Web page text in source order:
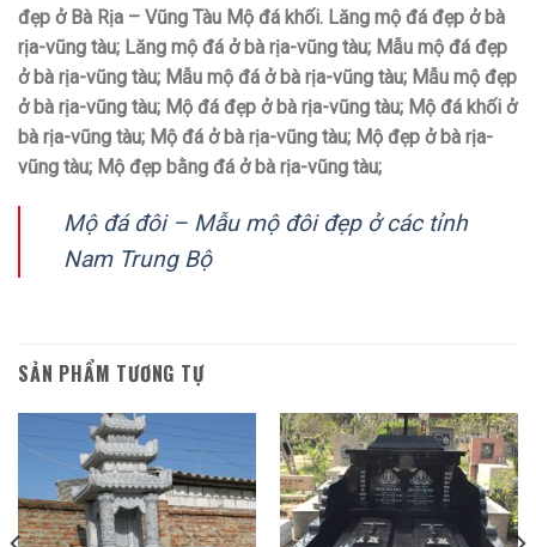
đẹp ở Bà Rịa – Vũng Tàu Mộ đá khối. Lăng mộ đá đẹp ở bà
rịa-vũng tàu; Lăng mộ đá ở bà rịa-vũng tàu; Mẫu mộ đá đẹp
ở bà rịa-vũng tàu; Mẫu mộ đá ở bà rịa-vũng tàu; Mẫu mộ đẹp
ở bà rịa-vũng tàu; Mộ đá đẹp ở bà rịa-vũng tàu; Mộ đá khối ở
bà rịa-vũng tàu; Mộ đá ở bà rịa-vũng tàu; Mộ đẹp ở bà rịa-
vũng tàu; Mộ đẹp bằng đá ở bà rịa-vũng tàu;
Mộ đá đôi – Mẫu mộ đôi đẹp ở các tỉnh
Nam Trung Bộ
SẢN PHẨM TƯƠNG TỰ